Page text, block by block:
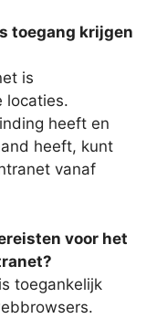
toegang krijgen
is
locaties.
heeft en
heeft, kunt
vanaf
voor het
toegankelijk